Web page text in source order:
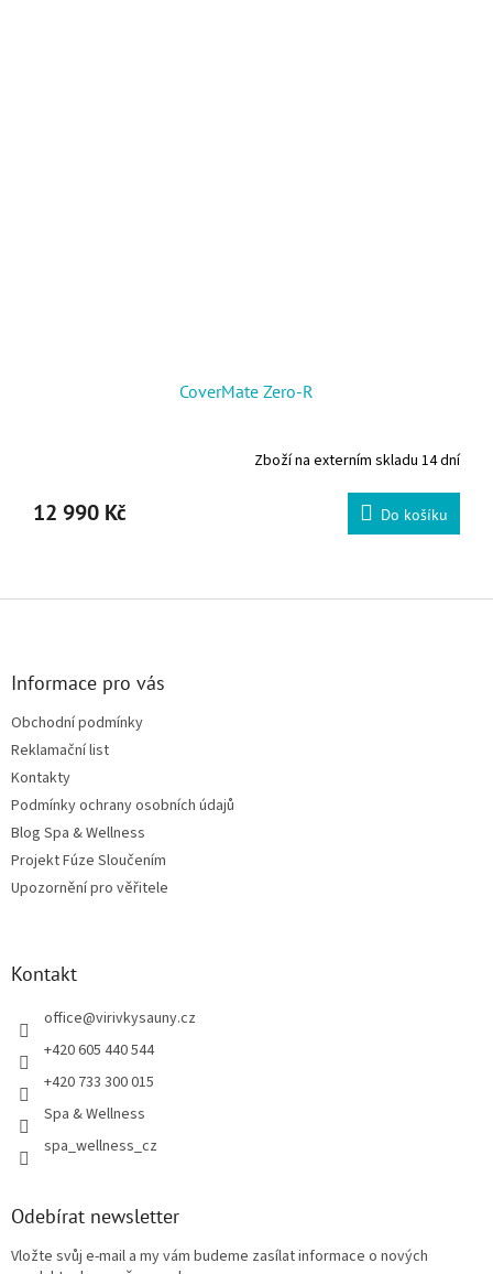
CoverMate Zero-R
Zboží na externím skladu 14 dní
12 990 Kč Do košíku
Informace pro vás
Obchodní podmínky
Reklamační list
Kontakty
Podmínky ochrany osobních údajů
Blog Spa & Wellness
Projekt Fúze Sloučením
Upozornění pro věřitele
Kontakt
office@virivkysauny.cz
+420 605 440 544
+420 733 300 015
Spa & Wellness
spa_wellness_cz
Odebírat newsletter
Vložte svůj e-mail a my vám budeme zasílat informace o nových